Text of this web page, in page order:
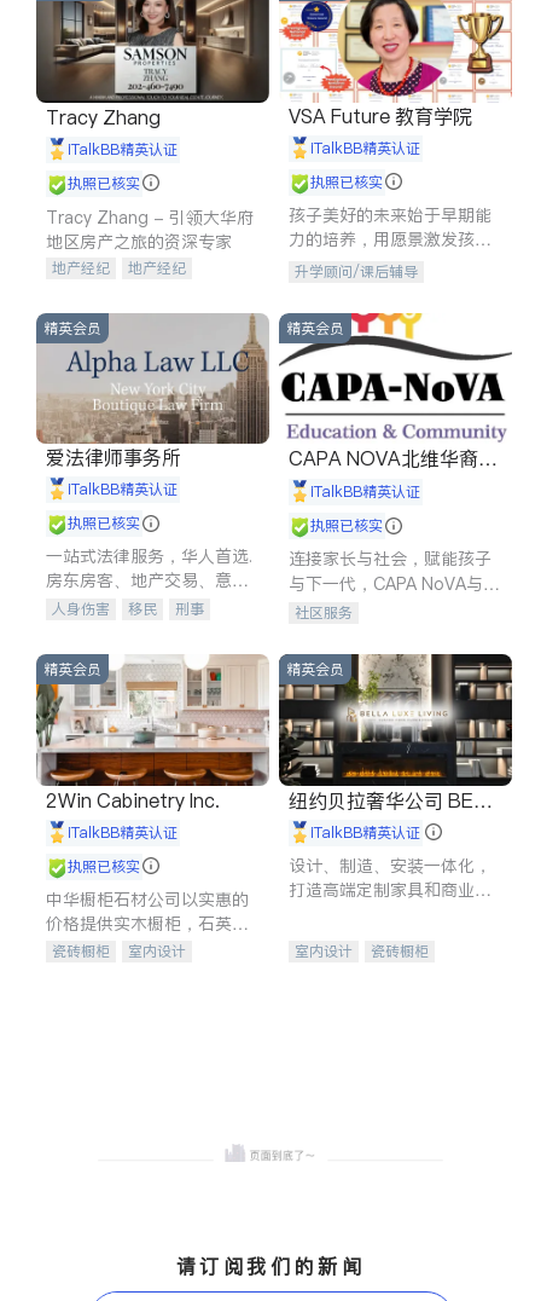
Tracy Zhang
iTalkBB精英认证
执照已核实
Tracy Zhang - 引领大华府
地区房产之旅的资深专家
地产经纪
地产经纪
商铺租售
VSA Future 教育学院
iTalkBB精英认证
执照已核实
孩子美好的未来始于早期能
力的培养，用愿景激发孩子
的学习潜力和动力。理念：
拥有成长型心态是成功的基
石。
升学顾问/课后辅导
精英会员
爱法律师事务所
iTalkBB精英认证
执照已核实
一站式法律服务，华人首选.
房东房客、地产交易、意外
伤害、车祸重伤、商业诉
建筑合同、刑事案件全包办
人身伤害 移民
刑事
信托/遗嘱
商业
商标注册
索赔
律师-其它 保释
精英会员
CAPA NOVA北维华裔家
长会iTalkBB精英认证
执照已核实
连接家长与社会，赋能孩子
与下一代，CAPA NoVA与您
携手建设包容、公平、充满
社区服务
精英会员
2Win Cabinetry Inc.
iTalkBB精英认证
执照已核实
中华橱柜石材公司以实惠的
价格提供实木橱柜，石英石
台面，多种优质不锈钢水
瓷砖橱柜
室内设计
精英会员
纽约贝拉奢华公司 BELL
A LUXE
iTalkBB精英认证
设计、制造、安装一体化，
打造高端定制家具和商业空
室内设计
瓷砖橱柜
请订阅我们的新闻